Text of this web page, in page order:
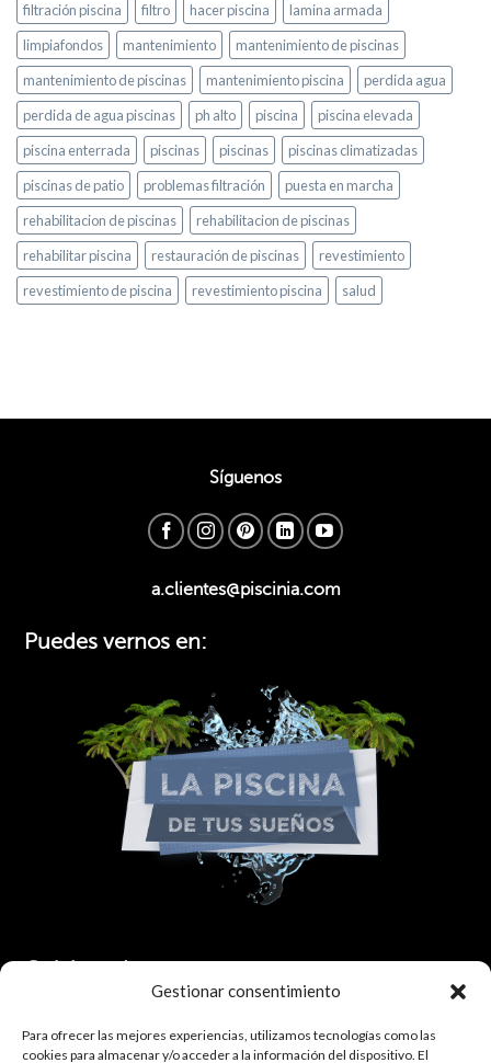
Gestionar consentimiento
Para ofrecer las mejores experiencias, utilizamos tecnologías como las
cookies para almacenar y/o acceder a la información del dispositivo. El
filtración piscina
filtro hacer piscina
lamina armada
limpiafondos
mantenimiento
mantenimiento de piscinas
mantenimiento de piscinas
mantenimiento piscina
perdida agua
perdida de agua piscinas
ph alto piscina
piscina elevada
piscina enterrada
piscinas piscinas
piscinas climatizadas
piscinas de patio
problemas filtración
puesta en marcha
rehabilitacion de piscinas
rehabilitacion de piscinas
rehabilitar piscina
restauración de piscinas
revestimiento
revestimiento de piscina
revestimiento piscina salud
Síguenos
a.clientes@piscinia.com
Puedes vernos en:
Colaborador: